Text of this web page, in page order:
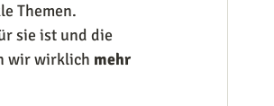
Themen.
sie ist und die
wir wirklich mehr